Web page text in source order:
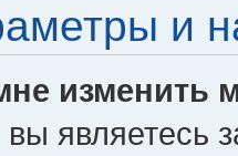
и
изменить
являетесь